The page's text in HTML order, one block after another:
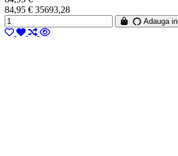
84,95 € 35693,28
Adauga